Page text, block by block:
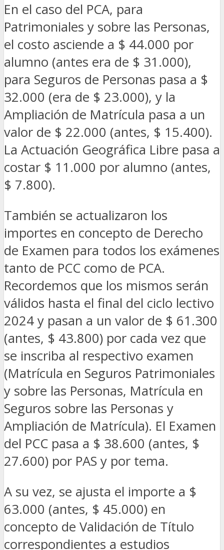
En el caso del PCA, para
Patrimoniales y sobre las Personas,
el costo asciende a $ 44.000 por
alumno (antes era de $ 31.000),
para Seguros de Personas pasa a $
32.000 (era de $ 23.000), y la
Ampliación de Matrícula pasa a un
valor de $ 22.000 (antes, $ 15.400).
La Actuación Geográfica Libre pasa a
costar $ 11.000 por alumno (antes,
$ 7.800).
También se actualizaron los
importes en concepto de Derecho
de Examen para todos los exámenes
tanto de PCC como de PCA.
Recordemos que los mismos serán
válidos hasta el final del ciclo lectivo
2024 y pasan a un valor de $ 61.300
(antes, $ 43.800) por cada vez que
se inscriba al respectivo examen
(Matrícula en Seguros Patrimoniales
y sobre las Personas, Matrícula en
Seguros sobre las Personas y
Ampliación de Matrícula). El Examen
del PCC pasa a $ 38.600 (antes, $
27.600) por PAS y por tema.
A su vez, se ajusta el importe a $
63.000 (antes, $ 45.000) en
concepto de Validación de Título
correspondientes a estudios